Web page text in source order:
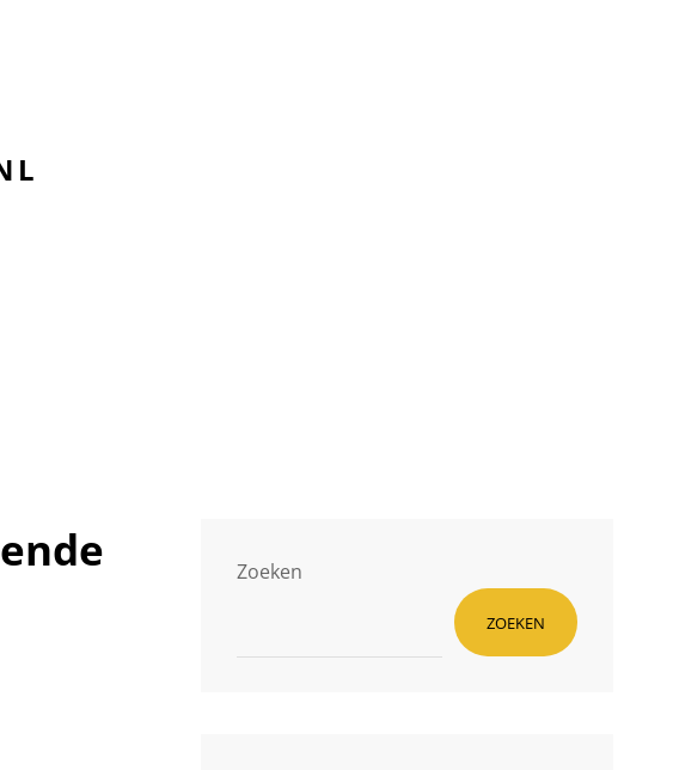
Zoeken
ZOEKEN